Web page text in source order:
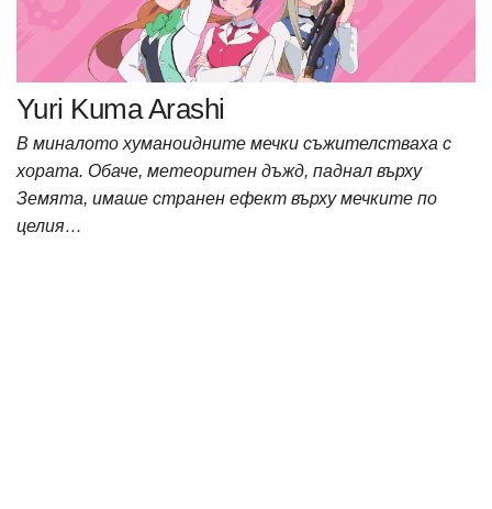
Yuri Kuma Arashi
В миналото хуманоидните мечки съжителстваха с
хората. Обаче, метеоритен дъжд, паднал върху
Земята, имаше странен ефект върху мечките по
целия…